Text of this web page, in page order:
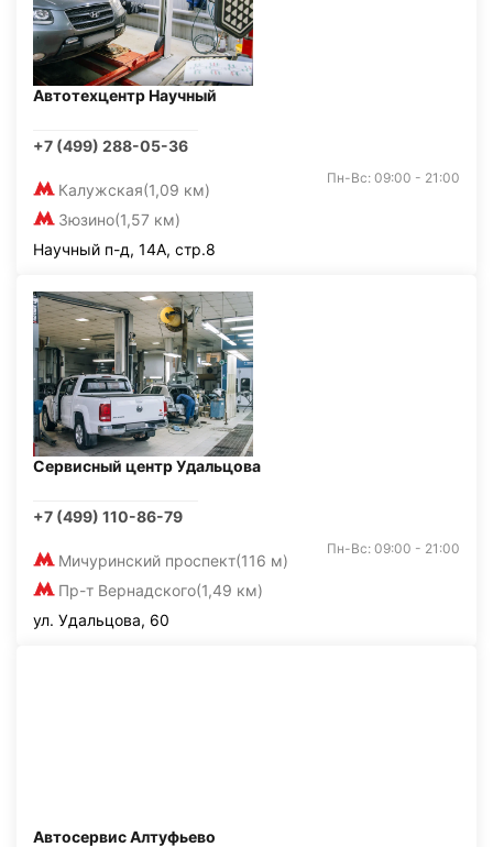
Автотехцентр Научный
+7 (499) 288-05-36
Калужская(1,09 км)
Зюзино(1,57 км)
Пн-Вс: 09:00 - 21:00
Научный п-д, 14А, стр.8
Сервисный центр Удальцова
+7 (499) 110-86-79
Мичуринский проспект(116 м)
Пр-т Вернадского(1,49 км)
Пн-Вс: 09:00 - 21:00
ул. Удальцова, 60
Автосервис Алтуфьево